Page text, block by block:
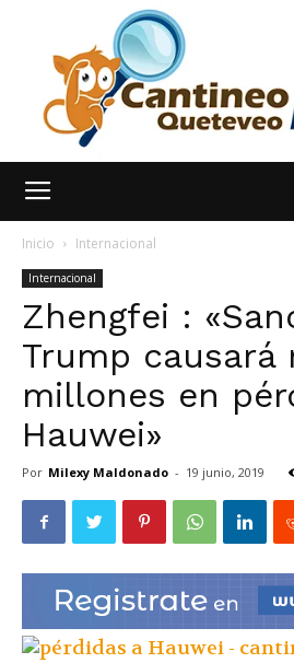
hoy
|
Ultima
Inicio Internacional
Internacional
Zhengfei :
Trump causará
millones en
Hauwei»
Por Milexy Maldonado - 19 junio, 2019